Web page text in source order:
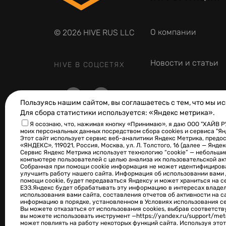
© 2026 HIVE RUS LLC
HIVE В СОЦСЕТЯХ
О компании
Новости и статьи
Фотогалерея
Оферта
Согласие на
обработку данных
Политика
Пользуясь нашим сайтом, вы соглашаетесь с тем, что мы
Для сбора статистики используется: «Яндекс метрика».
Я осознаю, что, нажимая кнопку «Принимаю», я даю ООО "ХАЙВ
моих персональных данных посредством сбора cookies и сервиса
Этот сайт использует сервис веб-аналитики Яндекс Метрика,
«ЯНДЕКС», 119021, Россия, Москва, ул. Л. Толстого, 16 (далее —
Сервис Яндекс Метрика использует технологию “cookie” —
компьютере пользователей с целью анализа их пользовательской
Собранная при помощи cookie информация не может
улучшить работу нашего сайта. Информация об использовании вами
помощи cookie, будет передаваться Яндексу и может храниться на
ЕЭЗ.Яндекс будет обрабатывать эту информацию в интересах
использования вами сайта, составления отчетов об активности на
информацию в порядке, установленном в Условиях использования
Вы можете отказаться от использования cookies, выбрав
вы можете использовать инструмент —https://yandex.ru/support/
может повлиять на работу некоторых функций сайта. Используя